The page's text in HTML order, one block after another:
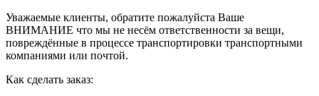
Уважаемые клиенты, обратите пожалуйста Ваше
ВНИМАНИЕ что мы не несём ответственности за вещи,
повреждённые в процессе транспортировки транспортными
компаниями или почтой.
Как сделать заказ: